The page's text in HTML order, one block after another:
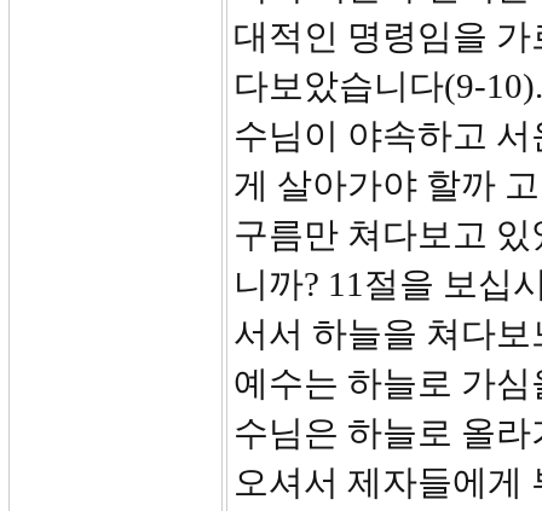
대적인 명령임을
다보았습니다(9-
수님이 야속하고
게 살아가야 할까
구름만 쳐다보고
니까? 11절을 보십
서서 하늘을 쳐다
예수는 하늘로 가
수님은 하늘로 올
오셔서 제자들에게